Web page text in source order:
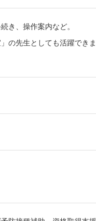
き、操作案内など。
の先生としても活躍できま